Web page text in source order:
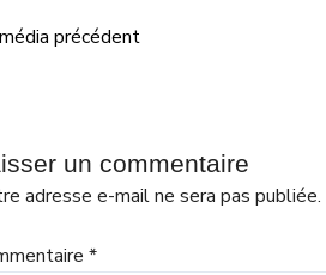
précédent
un commentaire
adresse e-mail ne sera pas publiée.
*